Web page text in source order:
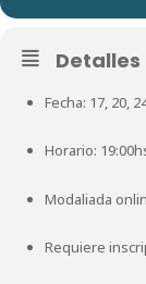
Fecha: 17, 20,
Horario:
Modaliada
Requiere